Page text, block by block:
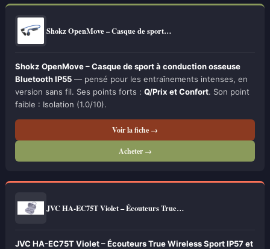
Shokz OpenMove – Casque de sport…
Shokz OpenMove – Casque de sport à conduction osseuse
Bluetooth IP55 — pensé pour les entraînements intenses, en
version sans fil. Ses points forts : Q/Prix et Confort. Son point
faible : Isolation (1.0/10).
Voir la fiche →
Acheter →
JVC HA-EC75T Violet – Écouteurs True…
JVC HA-EC75T Violet – Écouteurs True Wireless Sport IP57 et